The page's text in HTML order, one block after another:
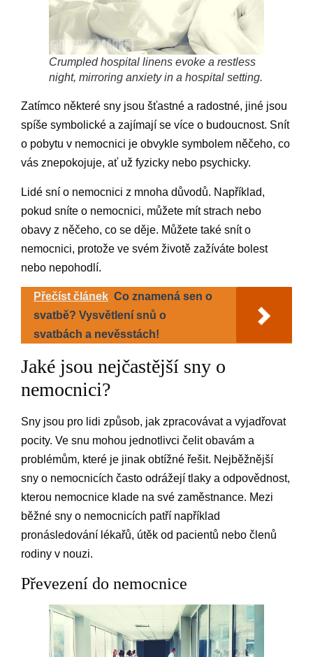
Crumpled hospital linens evoke a restless
night, mirroring anxiety in a hospital setting.
Zatímco některé sny jsou šťastné a radostné, jiné jsou
spíše symbolické a zajímají se více o budoucnost. Snít
o pobytu v nemocnici je obvykle symbolem něčeho, co
vás znepokojuje, ať už fyzicky nebo psychicky.
Lidé sní o nemocnici z mnoha důvodů. Například,
pokud sníte o nemocnici, můžete mít strach nebo
obavy z něčeho, co se děje. Můžete také snít o
nemocnici, protože ve svém životě zažíváte bolest
nebo nepohodlí.
Přečíst článek Co znamená sen o
svatbě? Vysvětlení snů o
svatbách a nevěsstách!
Jaké jsou nejčastější sny o
nemocnici?
Sny jsou pro lidi způsob, jak zpracovávat a vyjadřovat
pocity. Ve snu mohou jednotlivci čelit obavám a
problémům, které je jinak obtížné řešit. Nejběžnější
sny o nemocnicích často odrážejí tlaky a odpovědnost,
kterou nemocnice klade na své zaměstnance. Mezi
běžné sny o nemocnicích patří například
pronásledování lékařů, útěk od pacientů nebo členů
rodiny v nouzi.
Převezení do nemocnice